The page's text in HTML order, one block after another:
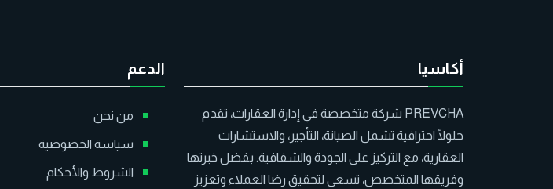
أكاسيا
PREVCHA شركة متخصصة في إدارة العقارات، تقدم
حلولًا احترافية تشمل الصيانة، التأجير، والاستشارات
العقارية، مع التركيز على الجودة والشفافية. بفضل خبرتها
وفريقها المتخصص، تسعى لتحقيق رضا العملاء وتعزيز
الدعم
من نحن
سياسة الخصوصية
الشروط والأحكام